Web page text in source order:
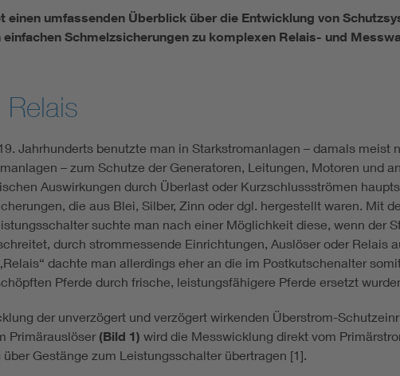
umfassenden Überblick über die Entwicklung von
Schmelzsicherungen zu komplexen Relais- und
Jahrhunderts benutzte man in Starkstromanlagen – damals meist
– zum Schutze der Generatoren, Leitungen, Motoren und
Auswirkungen durch Überlast oder Kurzschlussströmen
die aus Blei, Silber, Zinn oder dgl. hergestellt waren. Mit
suchte man nach einer Möglichkeit diese, wenn der
durch strommessende Einrichtungen, Auslöser oder Relais
dachte man allerdings eher an die im Postkutschenalter
Pferde durch frische, leistungsfähigere Pferde ersetzt
der unverzögert und verzögert wirkenden Überstrom-
Primärauslöser (Bild 1) wird die Messwicklung direkt vom
über Gestänge zum Leistungsschalter übertragen [1].